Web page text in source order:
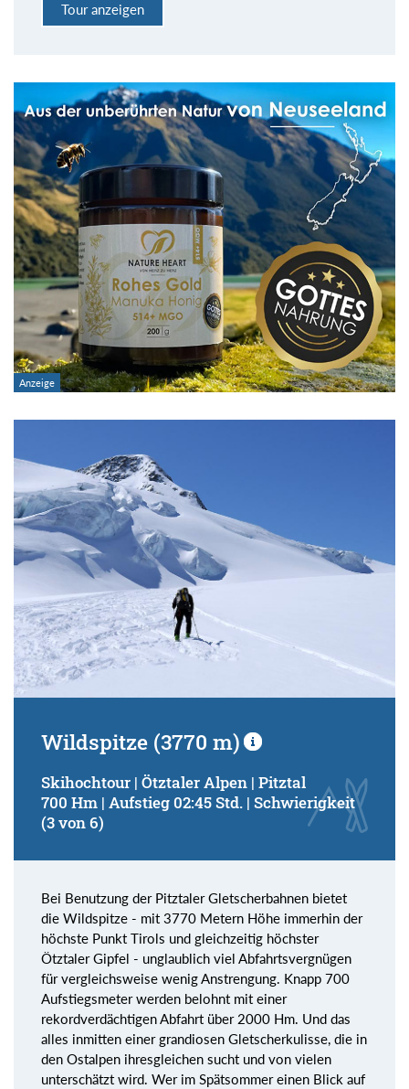
Tour anzeigen
Wildspitze (3770 m)
Skihochtour | Ötztaler Alpen | Pitztal
700 Hm | Aufstieg 02:45 Std. | Schwierigkeit
(3 von 6)
Bei Benutzung der Pitztaler Gletscherbahnen bietet
die Wildspitze - mit 3770 Metern Höhe immerhin der
höchste Punkt Tirols und gleichzeitig höchster
Ötztaler Gipfel - unglaublich viel Abfahrtsvergnügen
für vergleichsweise wenig Anstrengung. Knapp 700
Aufstiegsmeter werden belohnt mit einer
rekordverdächtigen Abfahrt über 2000 Hm. Und das
alles inmitten einer grandiosen Gletscherkulisse, die in
den Ostalpen ihresgleichen sucht und von vielen
unterschätzt wird. Wer im Spätsommer einen Blick auf